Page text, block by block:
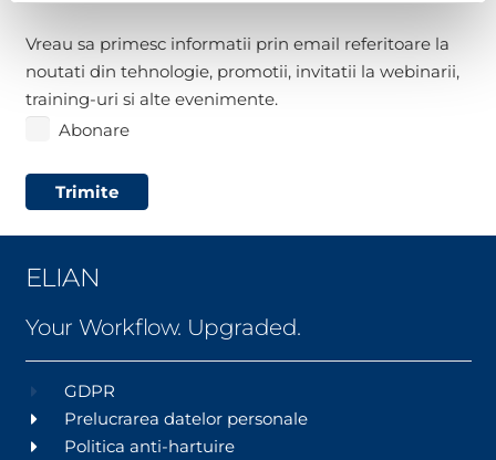
Abonare
Vreau sa primesc informatii prin email referitoare la
noutati din tehnologie, promotii, invitatii la webinarii,
training-uri si alte evenimente.
Abonare
Trimite
ELIAN
Your Workflow. Upgraded.
GDPR
Prelucrarea datelor personale
Politica anti-hartuire